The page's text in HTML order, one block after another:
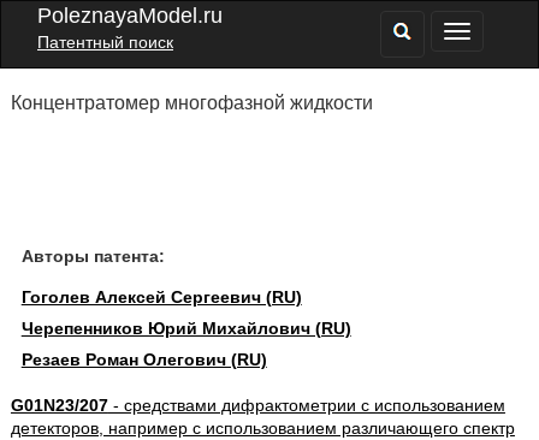
PoleznayaModel.ru
Патентный поиск
Концентратомер многофазной жидкости
Авторы патента:
Гоголев Алексей Сергеевич (RU)
Черепенников Юрий Михайлович (RU)
Резаев Роман Олегович (RU)
G01N23/207- средствами дифрактометрии с использованием
детекторов, например с использованием различающего спектр